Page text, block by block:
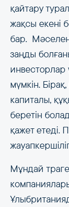
қайтару
жақсы екені
бар.
заңды
инвесторлар
мүмкін.
капиталы,
беретін
қажет етеді.
Мұндай